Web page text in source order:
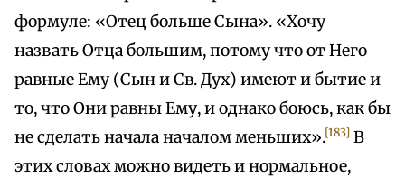
формуле: «Отец больше Сына». «Хочу
назвать Отца большим, потому что от Него
равные Ему (Сын и Св. Дух) имеют и бытие и
то, что Они равны Ему, и однако боюсь, как бы
не сделать начала началом меньших».[183] В
этих словах можно видеть и нормальное,